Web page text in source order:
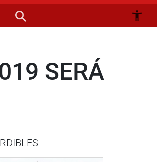
SERÁ